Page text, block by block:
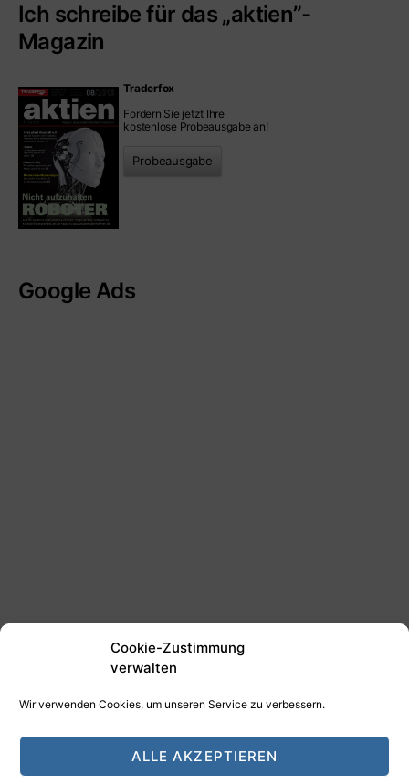
Cookie-Zustimmung
verwalten
Wir verwenden Cookies, um unseren Service zu verbessern.
ALLE AKZEPTIEREN
Ich schreibe für das „aktien”-
Magazin
Traderfox
Fordern Sie jetzt Ihre
kostenlose Probeausgabe an!
Probeausgabe
Google Ads
HAMANN DESIGN - Digitale Medien